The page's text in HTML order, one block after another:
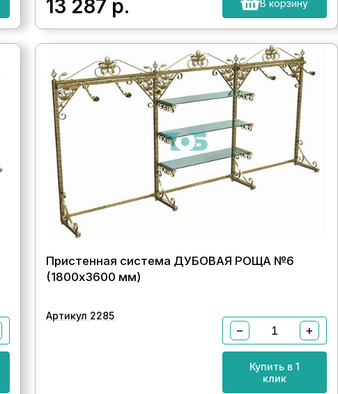
13 287 р. В корзину
Пристенная система ДУБОВАЯ РОЩА №6
(1800х3600 мм)
Артикул 2285
− +
Купить в 1
клик